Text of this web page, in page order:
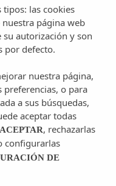
gastronomía,
marcas
Pura esencia
la carretera de
atractivo y
y elegante. Más que
tipos: las cookies
nuestra página web
su autorización y son
por defecto.
nuestra página,
preferencias, o para
a sus búsquedas,
aceptar todas
ACEPTAR, rechazarlas
configurarlas
DE